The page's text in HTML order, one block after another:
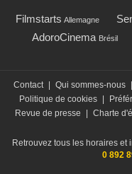
Filmstarts Allemagne
AdoroCinema Brésil
Contact Qui sommes-nous
Politique de cookies
Revue de presse
Charte
Retrouvez tous les horaires et
0 892